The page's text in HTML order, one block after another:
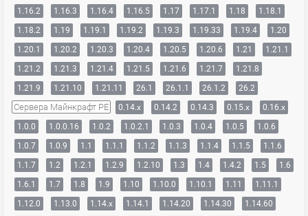
1.16.2
1.16.3 1.16.4 1.16.5 1.17 1.17.1 1.18
1.18.1
1.18.2
1.19 1.19.1 1.19.2 1.19.3 1.19.33 1.19.4
1.20
1.20.1
1.20.2 1.20.3 1.20.4 1.20.5 1.20.6 1.21
1.21.1
1.21.2
1.21.3 1.21.4 1.21.5 1.21.6 1.21.7
1.21.8
1.21.9
1.21.10 1.21.11 26.1 26.1.1 26.1.2 26.2
Сервера Майнкрафт PE 0.14.x 0.14.2 0.14.3 0.15.x
0.16.x
1.0.0
1.0.0.16 1.0.2 1.0.2.1 1.0.3 1.0.4 1.0.5
1.0.6
1.0.7
1.0.9 1.1 1.1.1 1.1.2 1.1.3 1.1.4 1.1.5
1.1.6
1.1.7
1.2 1.2.1 1.2.9 1.2.10 1.3 1.4 1.4.2 1.5
1.6
1.6.1
1.7 1.8 1.9 1.10 1.10.0 1.10.1 1.11
1.11.1
1.12.0
1.13.0 1.14.x 1.14.1 1.14.20 1.14.30
1.14.60